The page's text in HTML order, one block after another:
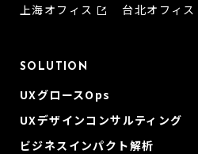
上海オフィス 台北オフィス
SOLUTION
UXグロースOps
UXデザインコンサルティング
ビジネスインパクト解析